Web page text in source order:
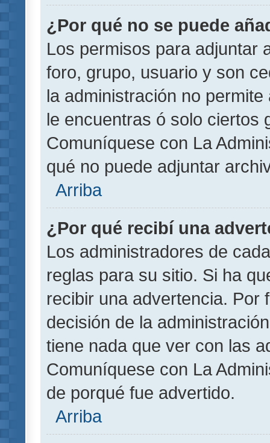
¿Por qué no se puede
Los permisos para adjuntar
foro, grupo, usuario y son
la administración no
le encuentras ó solo ciertos
Comuníquese con La
qué no puede adjuntar
Arriba
¿Por qué recibí una
Los administradores de
reglas para su sitio. Si ha
recibir una advertencia. Por
decisión de la
tiene nada que ver con las
Comuníquese con La
de porqué fue advertido.
Arriba